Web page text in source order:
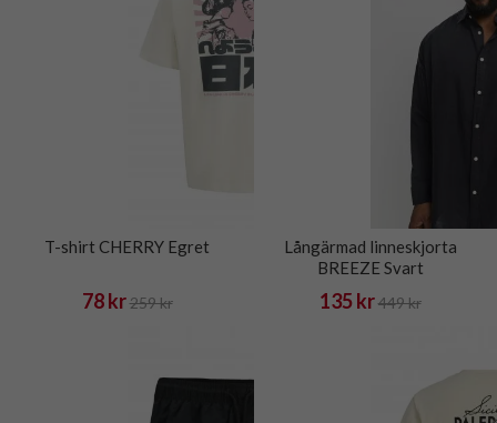
T-shirt CHERRY Egret
78 kr 259 kr
Långärmad linneskjorta
BREEZE Svart
135 kr 449 kr